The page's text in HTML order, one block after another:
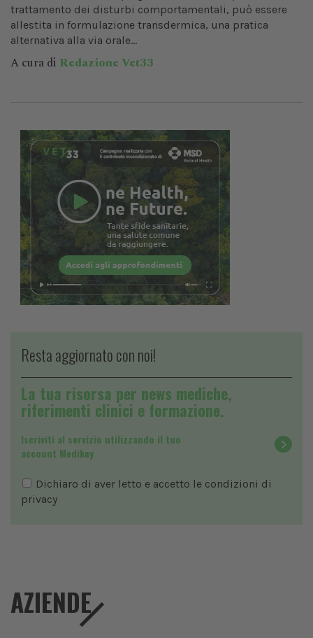
trattamento dei disturbi comportamentali, può essere
allestita in formulazione transdermica, una pratica
alternativa alla via orale...
A cura di Redazione Vet33
Resta aggiornato con noi!
La tua risorsa per news mediche,
riferimenti clinici e formazione.
Iscriviti al servizio utilizzando il tuo
account Medikey
Dichiaro di aver letto e accetto le condizioni di
privacy
AZIENDE